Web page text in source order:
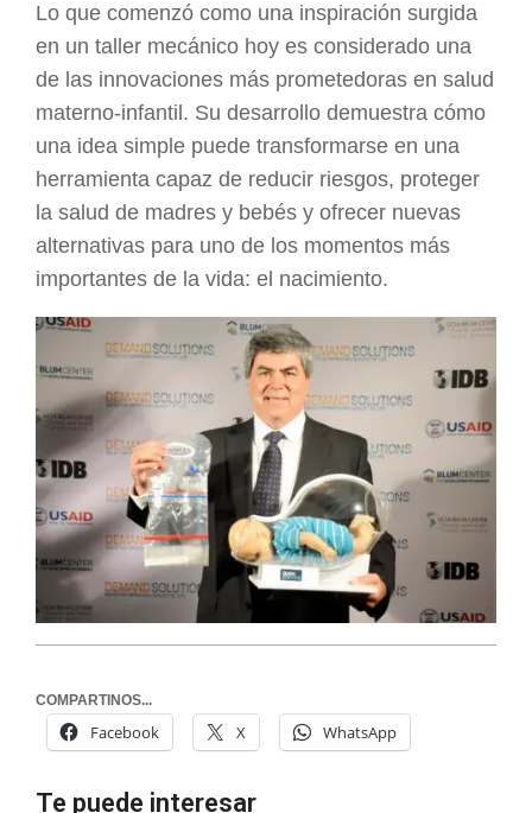
Lo que comenzó como una inspiración surgida
en un taller mecánico hoy es considerado una
de las innovaciones más prometedoras en salud
materno-infantil. Su desarrollo demuestra cómo
una idea simple puede transformarse en una
herramienta capaz de reducir riesgos, proteger
la salud de madres y bebés y ofrecer nuevas
alternativas para uno de los momentos más
importantes de la vida: el nacimiento.
COMPARTINOS...
Facebook X WhatsApp
Te puede interesar